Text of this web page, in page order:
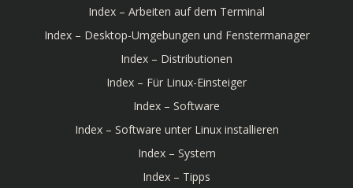
Index – Arbeiten auf dem Terminal
Index – Desktop-Umgebungen und Fenstermanager
Index – Distributionen
Index – Für Linux-Einsteiger
Index – Software
Index – Software unter Linux installieren
Index – System
Index – Tipps